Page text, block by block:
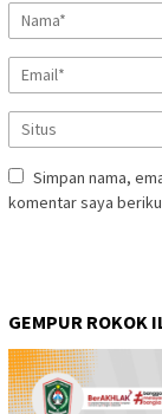
Simpan nama,
komentar saya
GEMPUR ROKOK